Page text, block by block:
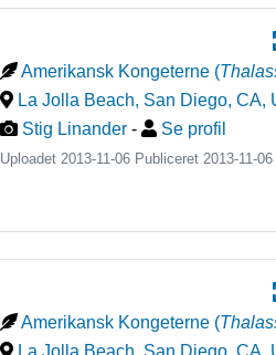
Amerikansk Kongeterne (
La Jolla Beach, San Diego, CA,
Stig Linander - Se profil
Uploadet 2013-11-06 Publiceret2013-11-06
Amerikansk Kongeterne (
La Jolla Beach, San Diego, CA,